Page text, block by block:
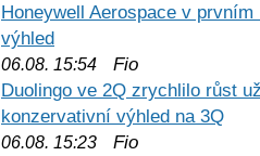
Honeywell Aerospace v
výhled
06.08. 15:54 Fio
Duolingo ve 2Q zrychlilo růst
konzervativní výhled na 3Q
06.08. 15:23 Fio